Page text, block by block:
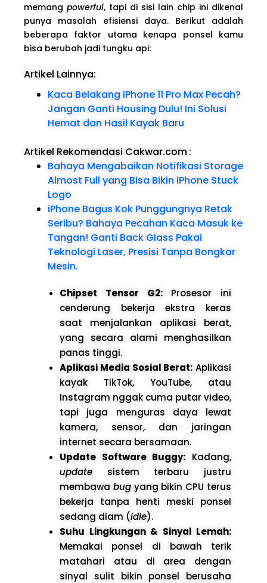
memang powerful, tapi di sisi lain chip ini dikenal
punya masalah efisiensi daya. Berikut adalah
beberapa faktor utama kenapa ponsel kamu
bisa berubah jadi tungku api:
Artikel Lainnya:
Kaca Belakang iPhone 11 Pro Max Pecah?
Jangan Ganti Housing Dulu! Ini Solusi
Hemat dan Hasil Kayak Baru
Artikel Rekomendasi Cakwar.com:
Bahaya Mengabaikan Notifikasi Storage
Almost Full yang Bisa Bikin iPhone Stuck
Logo
iPhone Bagus Kok Punggungnya Retak
Seribu? Bahaya Pecahan Kaca Masuk ke
Tangan! Ganti Back Glass Pakai
Teknologi Laser, Presisi Tanpa Bongkar
Mesin.
Chipset Tensor G2:Prosesor ini
cenderung bekerja ekstra keras
saat menjalankan aplikasi berat,
yang secara alami menghasilkan
panas tinggi.
Aplikasi Media Sosial Berat: Aplikasi
kayak TikTok, YouTube, atau
Instagram nggak cuma putar video,
tapi juga menguras daya lewat
kamera, sensor, dan jaringan
internet secara bersamaan.
Update Software Buggy: Kadang,
update sistem terbaru justru
membawa bugyang bikin CPU terus
bekerja tanpa henti meski ponsel
sedang diam (idle).
Suhu Lingkungan & Sinyal Lemah:
Memakai ponsel di bawah terik
matahari atau di area dengan
sinyal sulit bikin ponsel berusaha